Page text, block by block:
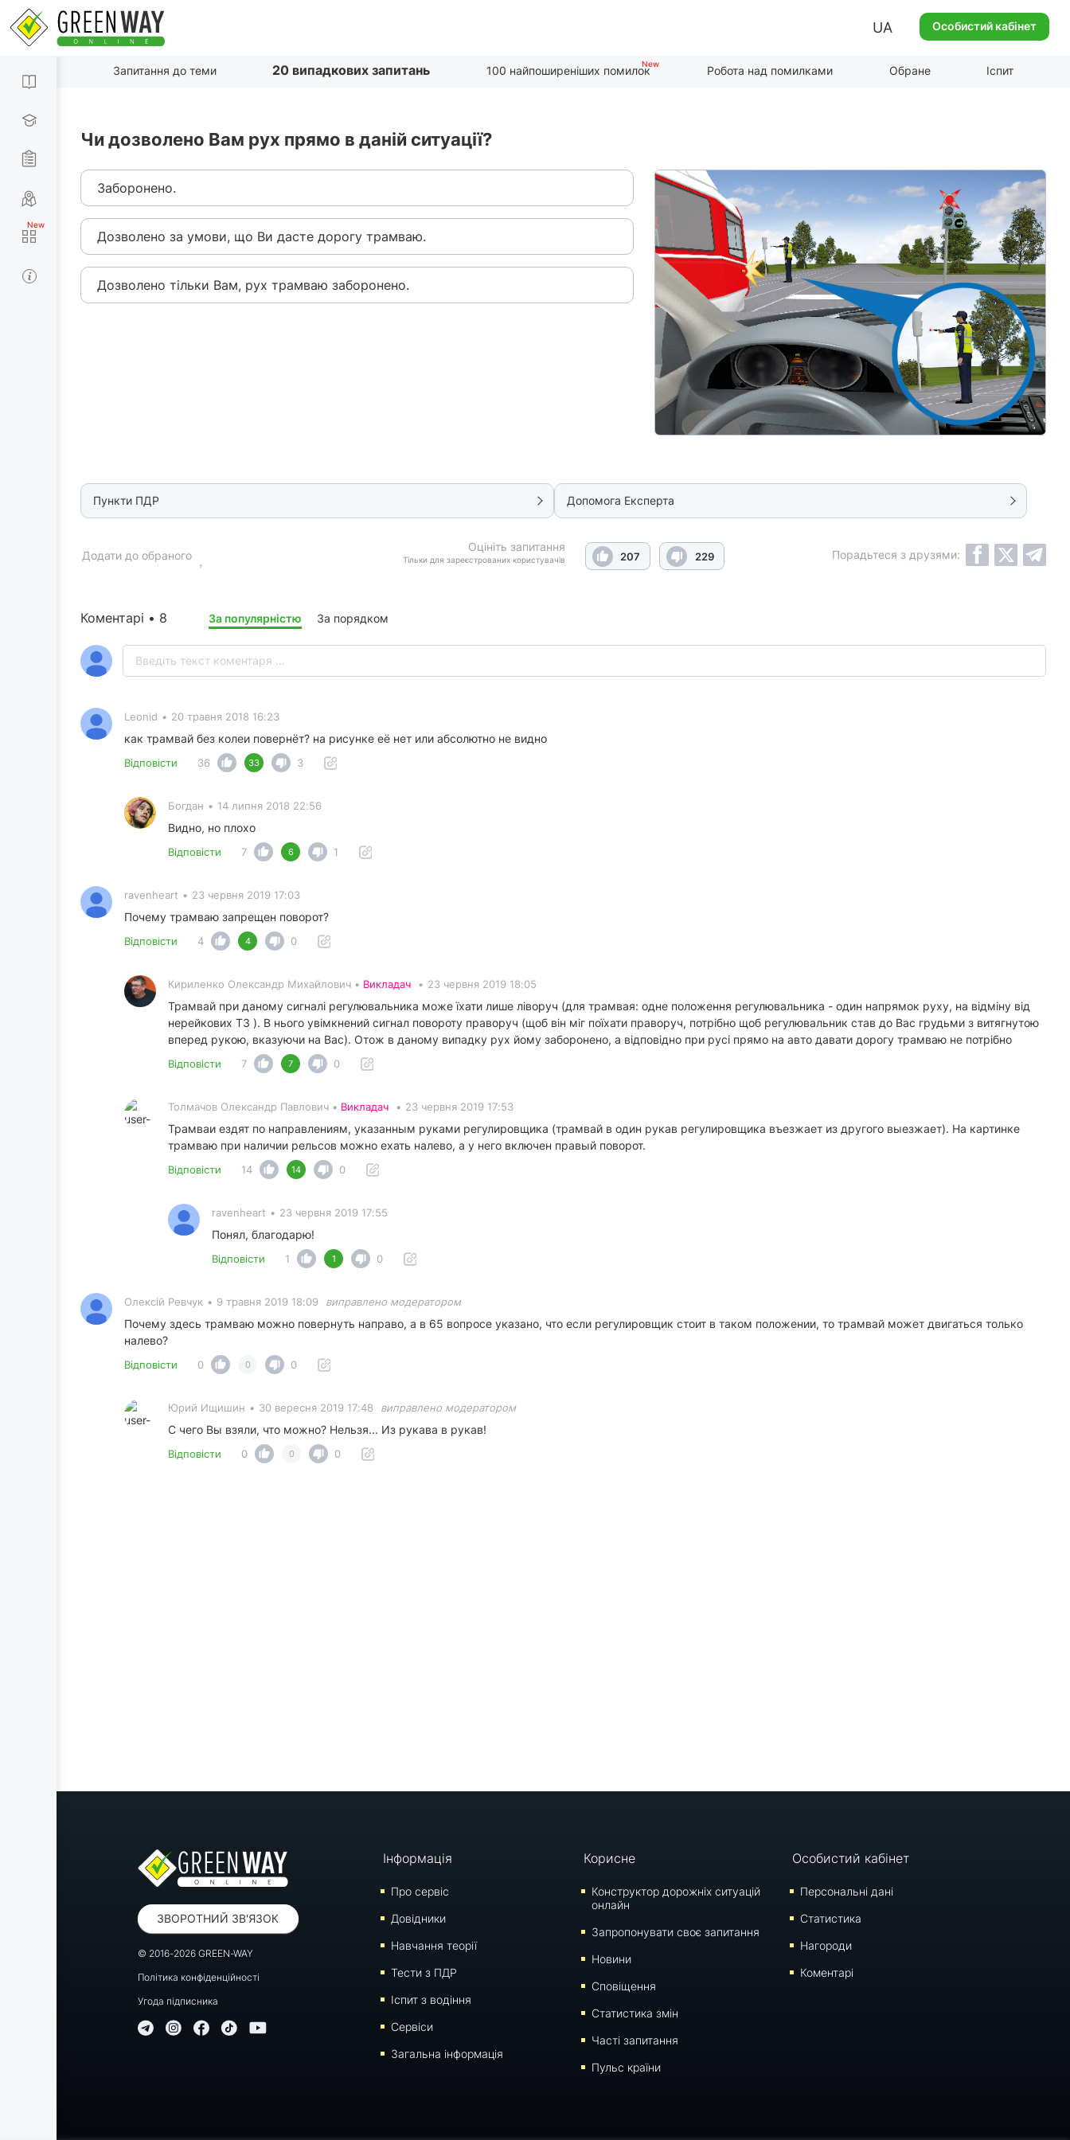
UA Особистий кабінет
Запитання до теми 20 випадкових запитань 100 найпоширеніших помилок Робота над помилками Обране Іспит
Чи дозволено Вам рух прямо в даній ситуації?
Заборонено.
Дозволено за умови, що Ви дасте дорогу трамваю.
Дозволено тільки Вам, рух трамваю заборонено.
Пункти ПДР Допомога Експерта
Оцініть запитання
Тільки для зареєстрованих користувачів 207 229
Додати до обраного Порадьтеся з друзями:
Коментарі • 8 За популярністю За порядком
Leonid • 20 травня 2018 16:23
как трамвай без колеи повернёт? на рисунке её нет или абсолютно не видно
Відповісти 36 33 3
Богдан • 14 липня 2018 22:56
Видно, но плохо
Відповісти 7 6 1
ravenheart • 23 червня 2019 17:03
Почему трамваю запрещен поворот?
Відповісти 4 4 0
Кириленко Олександр Михайлович • Викладач • 23 червня 2019 18:05
Трамвай при даному сигналі регулювальника може їхати лише ліворуч (для трамвая: одне положення регулювальника - один напрямок руху, на відміну від
нерейкових ТЗ ). В нього увімкнений сигнал повороту праворуч (щоб він міг поїхати праворуч, потрібно щоб регулювальник став до Вас грудьми з витягнутою
вперед рукою, вказуючи на Вас). Отож в даному випадку рух йому заборонено, а відповідно при русі прямо на авто давати дорогу трамваю не потрібно
Відповісти 7 7 0
Толмачов Олександр Павлович • Викладач • 23 червня 2019 17:53
Трамваи ездят по направлениям, указанным руками регулировщика (трамвай в один рукав регулировщика въезжает из другого выезжает). На картинке
трамваю при наличии рельсов можно ехать налево, а у него включен правый поворот.
Відповісти 14 14 0
ravenheart • 23 червня 2019 17:55
Понял, благодарю!
Відповісти 1 1 0
Олексій Ревчук • 9 травня 2019 18:09 виправлено модератором
Почему здесь трамваю можно повернуть направо, а в 65 вопросе указано, что если регулировщик стоит в таком положении, то трамвай может двигаться только
налево?
Відповісти 0 0 0
Юрий Ищишин • 30 вересня 2019 17:48 виправлено модератором
С чего Вы взяли, что можно? Нельзя... Из рукава в рукав!
Відповісти 0 0 0
ЗВОРОТНИЙ ЗВ'ЯЗОК
© 2016-2026 GREEN-WAY
Політика конфіденційності
Угода підписника
Інформація
Про сервіс
Довідники
Навчання теорії
Тести з ПДР
Iспит з водіння
Сервіси
Загальна інформація
Корисне
Конструктор дорожніх ситуацій
онлайн
Запропонувати своє запитання
Новини
Сповіщення
Статистика змін
Часті запитання
Пульс країни
Особистий кабінет
Персональні дані
Статистика
Нагороди
Коментарі